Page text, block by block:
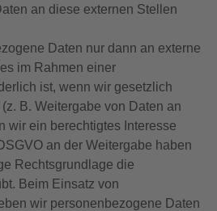
an diese externen Stellen
Daten nur dann an externe
im Rahmen einer
ist, wenn wir gesetzlich
B. Weitergabe von Daten an
wir ein berechtigtes Interesse
an der Weitergabe haben
Rechtsgrundlage die
Beim Einsatz von
wir personenbezogene Daten